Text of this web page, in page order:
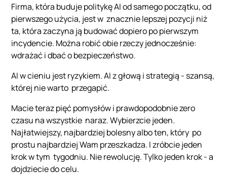
Firma, która buduje politykę AI od samego początku, od
pierwszego użycia, jest w znacznie lepszej pozycji niż
ta, która zaczyna ją budować dopiero po pierwszym
incydencie. Można robić obie rzeczy jednocześnie:
wdrażać i dbać o bezpieczeństwo.
AI w cieniu jest ryzykiem. AI z głową i strategią - szansą,
której nie warto przegapić.
Macie teraz pięć pomysłów i prawdopodobnie zero
czasu na wszystkie naraz. Wybierzcie jeden.
Najłatwiejszy, najbardziej bolesny albo ten, który po
prostu najbardziej Wam przeszkadza. I zróbcie jeden
krok w tym tygodniu. Nie rewolucję. Tylko jeden krok - a
dojdziecie do celu.